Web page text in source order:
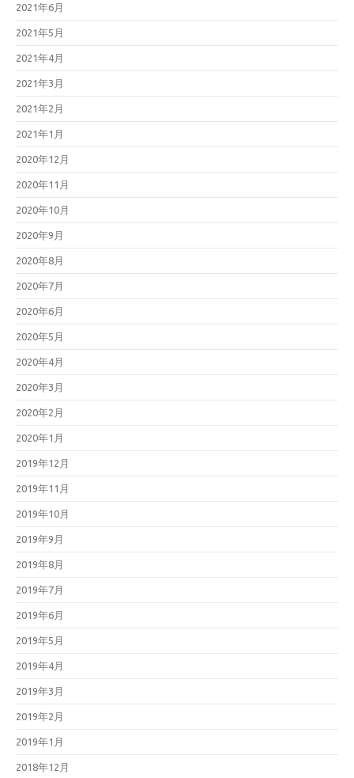
2021年6月
2021年5月
2021年4月
2021年3月
2021年2月
2021年1月
2020年12月
2020年11月
2020年10月
2020年9月
2020年8月
2020年7月
2020年6月
2020年5月
2020年4月
2020年3月
2020年2月
2020年1月
2019年12月
2019年11月
2019年10月
2019年9月
2019年8月
2019年7月
2019年6月
2019年5月
2019年4月
2019年3月
2019年2月
2019年1月
2018年12月